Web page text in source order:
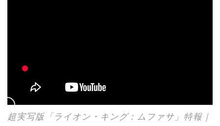
超実写版「ライオン・キング：ムファサ」特報｜